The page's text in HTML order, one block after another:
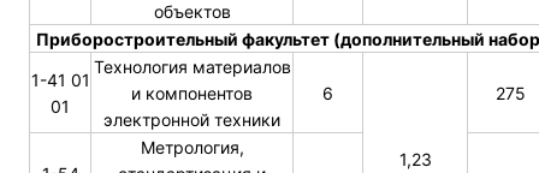
объектов
Приборостроительный факультет (дополнительный
1-41 01
01
Технология материалов
и компонентов
электронной техники
6
1,23
275
Метрология,